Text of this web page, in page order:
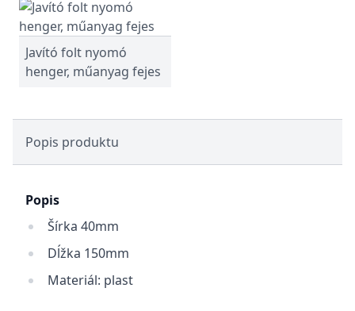
Javító folt nyomó
henger, műanyag fejes
Popis produktu
Popis
Šírka 40mm
Dĺžka 150mm
Materiál: plast